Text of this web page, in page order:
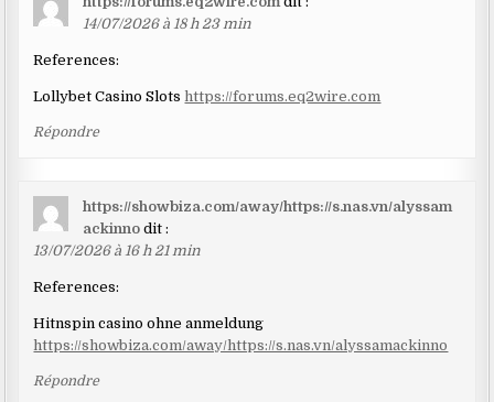
14/07/2026 à 18 h 23 min
References:
Lollybet Casino Slotshttps://forums.eq2wire.com
Répondre
https://showbiza.com/away/https://s.nas.vn/alyssam
ackinno dit :
13/07/2026 à 16 h 21 min
References:
Hitnspin casino ohne anmeldung
https://showbiza.com/away/https://s.nas.vn/alyssamackinno
Répondre